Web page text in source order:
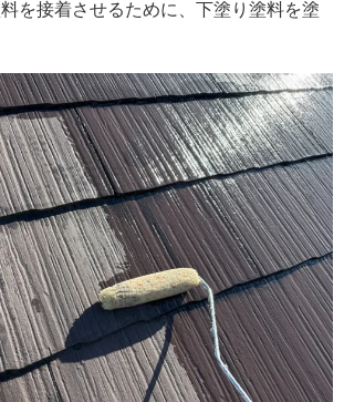
を接着させるために、下塗り塗料を塗